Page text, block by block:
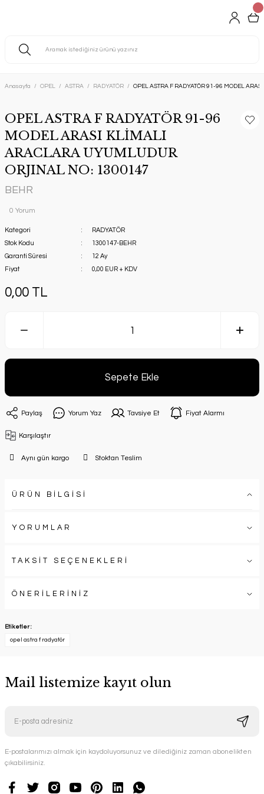
Anasayfa OPEL ASTRA RADYATÖR OPEL ASTRA F RADYATÖR 91-96 MODEL
OPEL ASTRA F RADYATÖR 91-96
MODEL ARASI KLİMALI
ARACLARA UYUMLUDUR
ORJINAL NO: 1300147
BEHR
0 Yorum
Kategori
RADYATÖR
Stok Kodu
1300147-BEHR
Garanti Süresi
12 Ay
Fiyat
0,00 EUR + KDV
0,00 TL
Sepete Ekle
Paylaş Yorum Yaz Tavsiye Et Fiyat Alarmı
Karşılaştır
Aynı gün kargo Stoktan Teslim
ÜRÜN BİLGİSİ
YORUMLAR
TAKSİT SEÇENEKLERİ
ÖNERİLERİNİZ
Etiketler :
opel astra f radyatör
Mail listemize kayıt olun
E-postalarımızı almak için kaydoluyorsunuz ve dilediğiniz zaman abonelikten
çıkabilirsiniz.